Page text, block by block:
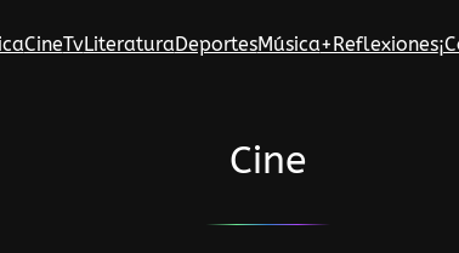
CineTvLiteraturaDeportesMúsica+Reflexiones
Cine